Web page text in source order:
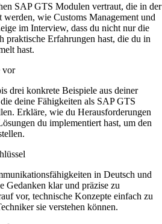
SAP GTS Modulen vertraut, die in der
werden, wie Customs Management und
im Interview, dass du nicht nur die
praktische Erfahrungen hast, die du in
hast.
vor
drei konkrete Beispiele aus deiner
deine Fähigkeiten als SAP GTS
Erkläre, wie du Herausforderungen
du implementiert hast, um den
in Deutsch und
Gedanken klar und präzise zu
vor, technische Konzepte einfach zu
sie verstehen können.